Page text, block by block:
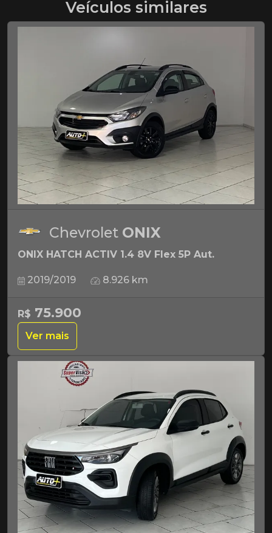
Veículos similares
Chevrolet ONIX
ONIX HATCH ACTIV 1.4 8V Flex 5P Aut.
2019/2019 8.926 km
R$ 75.900
Ver mais